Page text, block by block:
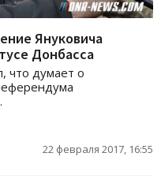
Януковича
Донбасса
что думает о
22 февраля 2017, 16:55